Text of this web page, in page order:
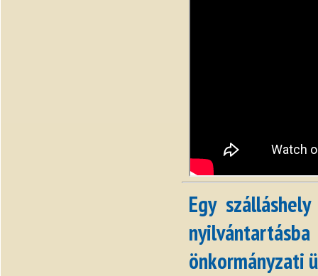
Egy
önkormányzati